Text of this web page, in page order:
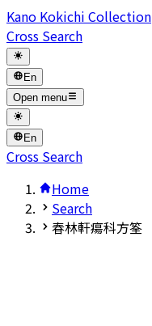
Kano Kokichi Collection
Cross Search
En
Open menu
En
Cross Search
Home
Search
春林軒瘍科方筌